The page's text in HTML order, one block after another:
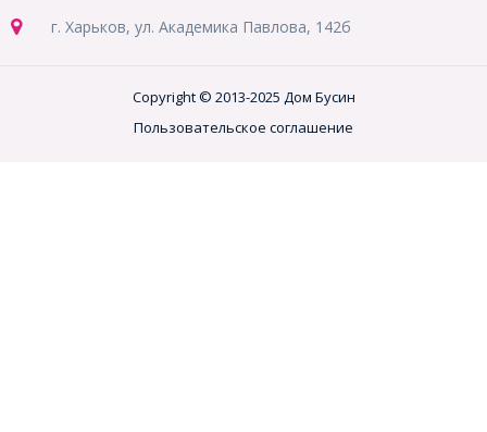
г. Харьков, ул. Академика Павлова, 142б
Copyright © 2013-2025 Дом Бусин
Пользовательское соглашение